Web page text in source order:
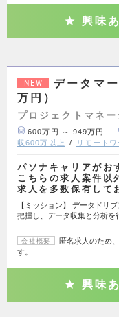
興味
NEW
データマ
万円）
プロジェクトマネー
600万円 ～ 949万円
収600万以上
リモート
パソナキャリアがお
こちらの求人案件以
求人を多数保有して
【ミッション】 データドリ
把握し、データ収集と分析
会社概要
匿名求人のため
す。
興味